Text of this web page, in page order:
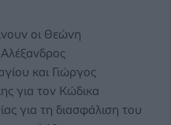
οι Θεώνη
και Γιώργος
για τον Κώδικα
για τη διασφάλιση του